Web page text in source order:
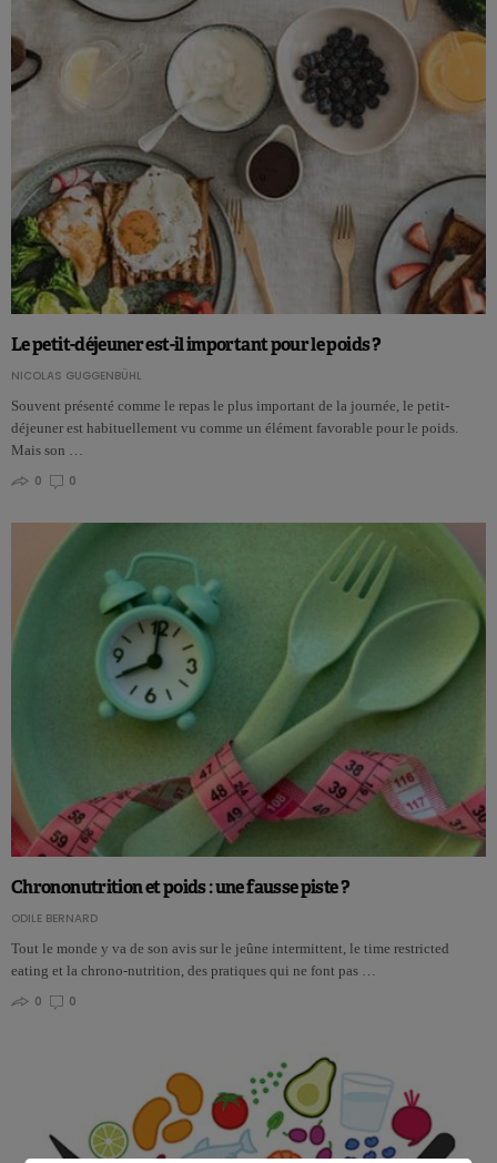
Le petit-déjeuner est-il important pour le poids ?
NICOLAS GUGGENBÜHL
Souvent présenté comme le repas le plus important de la journée, le petit-
déjeuner est habituellement vu comme un élément favorable pour le poids.
Mais son …
0
0
Chrononutrition et poids : une fausse piste ?
ODILE BERNARD
Tout le monde y va de son avis sur le jeûne intermittent, le time restricted
eating et la chrono-nutrition, des pratiques qui ne font pas …
0
0